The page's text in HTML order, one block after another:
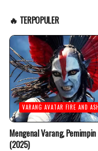
🔥 TERPOPULER
VARANG AVATAR FIRE AND
Mengenal Varang,
(2025)